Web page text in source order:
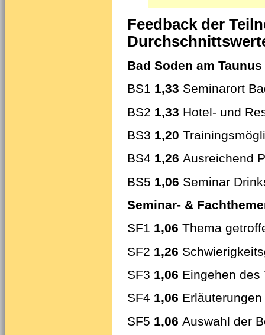
Feedback der
Bad Soden am
BS1 1,33 Seminarort
BS2 1,33 Hotel- und
BS3 1,20
BS4 1,26 Ausreichend
BS5 1,06 Seminar
Seminar- &
SF1 1,06 Thema
SF2 1,26
SF3 1,06 Eingehen des
SF4 1,06
SF5 1,06 Auswahl der